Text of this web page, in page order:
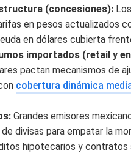
(concesiones):
en pesos actualizados
en dólares cubierta
importados (retail y
pactan mecanismos de
cobertura dinámica
Grandes emisores
divisas para empatar la
hipotecarios y